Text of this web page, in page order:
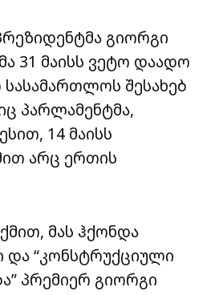
გიორგი
31 მაისს ვეტო დაადო
შესახებ
პარლამენტმა,
14 მაისს
არც ერთის
მას ჰქონდა
და “კონსტრუქციული
პრემიერ გიორგი